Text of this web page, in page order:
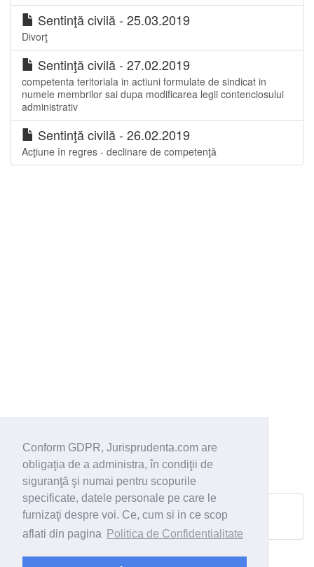
Conform GDPR, Jurisprudenta.com are
obligaţia de a administra, în condiţii de
siguranţă şi numai pentru scopurile
specificate, datele personale pe care le
furnizaţi despre voi. Ce, cum si in ce scop
aflati din pagina
Politica de Confidentialitate
Sentinţă civilă - 25.03.2019
Divorţ
Sentinţă civilă - 27.02.2019
competenta teritoriala in actiuni formulate de sindicat in
numele membrilor sai dupa modificarea legii contenciosului
administrativ
Sentinţă civilă - 26.02.2019
Acţiune în regres - declinare de competenţă
Pagina urmatoare